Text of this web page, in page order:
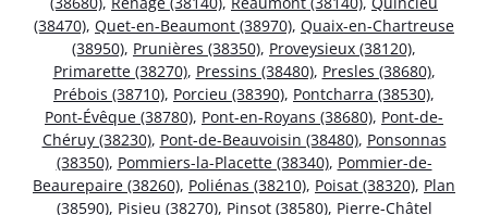
(38470), Quet-en-Beaumont (38970), Quaix-en-Chartreuse
(38950), Prunières (38350), Proveysieux (38120),
Primarette (38270), Pressins (38480), Presles (38680),
Prébois (38710), Porcieu (38390), Pontcharra (38530),
Pont-Évêque (38780), Pont-en-Royans (38680), Pont-de-
Chéruy (38230), Pont-de-Beauvoisin (38480), Ponsonnas
(38350), Pommiers-la-Placette (38340), Pommier-de-
Beaurepaire (38260), Poliénas (38210), Poisat (38320), Plan
(38590), Pisieu (38270), Pinsot (38580), Pierre-Châtel